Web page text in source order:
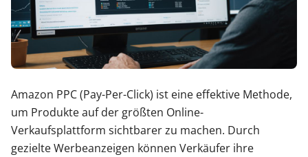
Amazon PPC (Pay-Per-Click) ist eine effektive Methode,
um Produkte auf der größten Online-
Verkaufsplattform sichtbarer zu machen. Durch
gezielte Werbeanzeigen können Verkäufer ihre